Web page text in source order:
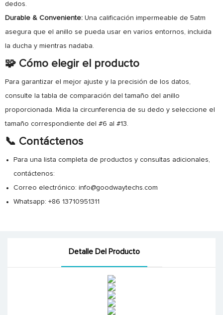
dedos.
Durable & Conveniente: Una calificación impermeable de 5atm
asegura que el anillo se pueda usar en varios entornos, incluida
la ducha y mientras nadaba.
🧩 Cómo elegir el producto
Para garantizar el mejor ajuste y la precisión de los datos,
consulte la tabla de comparación del tamaño del anillo
proporcionada. Mida la circunferencia de su dedo y seleccione el
tamaño correspondiente del #6 al #13.
📞 Contáctenos
Para una lista completa de productos y consultas adicionales,
contáctenos:
Correo electrónico: info@goodwaytechs.com
Whatsapp: +86 13710951311
Detalle Del Producto